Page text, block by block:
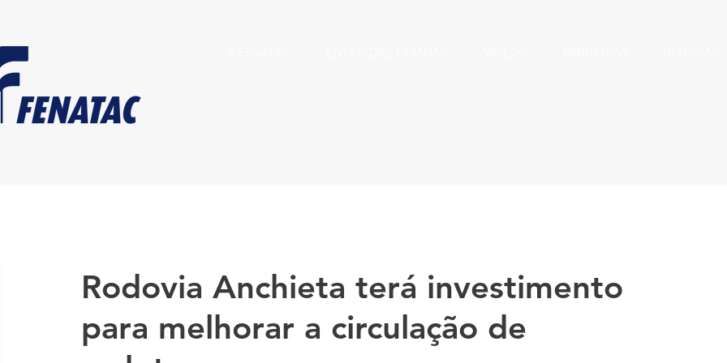
Rodovia Anchieta terá investimento
para melhorar a circulação de